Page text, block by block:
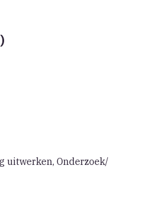
uitwerken, Onderzoek/